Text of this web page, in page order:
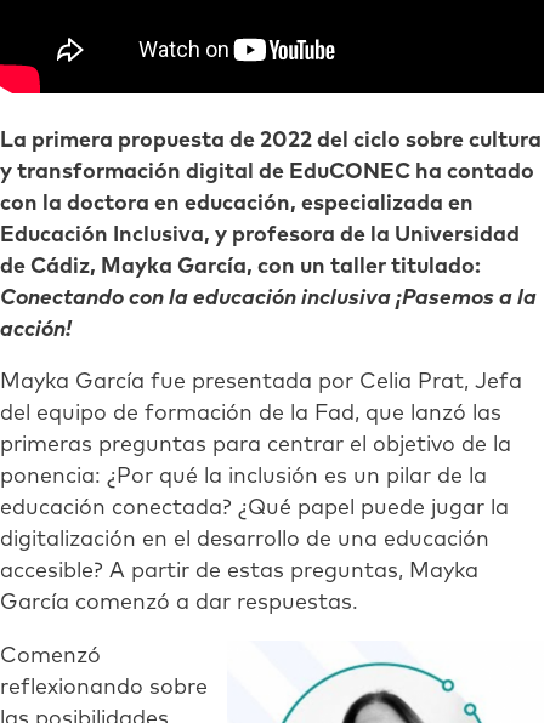
La primera propuesta de 2022 del ciclo sobre cultura
y transformación digital de EduCONEC ha contado
con la doctora en educación, especializada en
Educación Inclusiva, y profesora de la Universidad
de Cádiz, Mayka García, con un taller titulado:
Conectando con la educación inclusiva ¡Pasemos a la
acción!
Mayka García fue presentada por Celia Prat, Jefa
del equipo de formación de la Fad, que lanzó las
primeras preguntas para centrar el objetivo de la
ponencia: ¿Por qué la inclusión es un pilar de la
educación conectada? ¿Qué papel puede jugar la
digitalización en el desarrollo de una educación
accesible? A partir de estas preguntas, Mayka
García comenzó a dar respuestas.
Comenzó
reflexionando sobre